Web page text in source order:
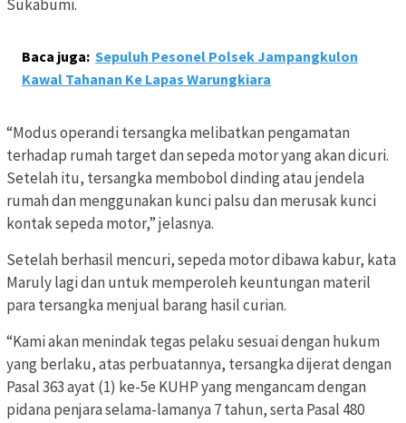
Sukabumi.
Baca juga: Sepuluh Pesonel Polsek Jampangkulon
Kawal Tahanan Ke Lapas Warungkiara
“Modus operandi tersangka melibatkan pengamatan
terhadap rumah target dan sepeda motor yang akan dicuri.
Setelah itu, tersangka membobol dinding atau jendela
rumah dan menggunakan kunci palsu dan merusak kunci
kontak sepeda motor,” jelasnya.
Setelah berhasil mencuri, sepeda motor dibawa kabur, kata
Maruly lagi dan untuk memperoleh keuntungan materil
para tersangka menjual barang hasil curian.
“Kami akan menindak tegas pelaku sesuai dengan hukum
yang berlaku, atas perbuatannya, tersangka dijerat dengan
Pasal 363 ayat (1) ke-5e KUHP yang mengancam dengan
pidana penjara selama-lamanya 7 tahun, serta Pasal 480